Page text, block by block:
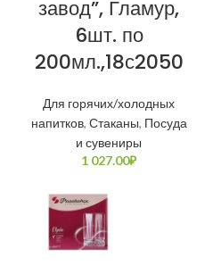
завод”, Гламур,
6шт. по
200мл.,18с2050
Для горячих/холодных
напитков, Стаканы, Посуда
и сувениры
1 027.00₽